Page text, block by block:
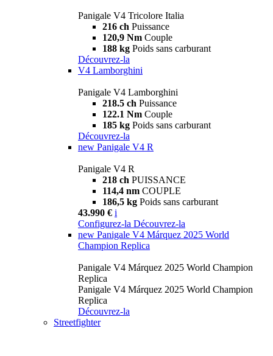
Panigale V4 Tricolore Italia
216 ch Puissance
120,9 Nm Couple
188 kg Poids sans carburant
Découvrez-la
V4 Lamborghini
Panigale V4 Lamborghini
218.5 ch Puissance
122.1 Nm Couple
185 kg Poids sans carburant
Découvrez-la
new Panigale V4 R
Panigale V4 R
218 ch PUISSANCE
114,4 nm COUPLE
186,5 kg Poids sans carburant
43.990 € i
Configurez-la Découvrez-la
new Panigale V4 Márquez 2025 World
Champion Replica
Panigale V4 Márquez 2025 World Champion
Replica
Panigale V4 Márquez 2025 World Champion
Replica
Découvrez-la
Streetfighter